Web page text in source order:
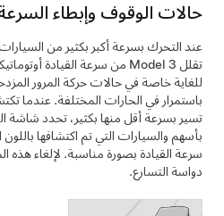
حالات الوقوف وإبطاء السرعة
عند التحرك بسرعة أكبر بكثير من السيارات في
تقللModel 3من سرعة القيادة أوتوماتيكيًا.
للغاية خاصة في حالات حركة المرور المزدحمة
باستمرار في الحارات المختلفة. عندما تكتشف
تسير بسرعة أقل منها بكثير، تحددشاشة
بأسهم والسيارات التي تم اكتشافها باللون
سرعة القيادة بصورة مناسبة. لإلغاء هذه
دواسة التسارع.